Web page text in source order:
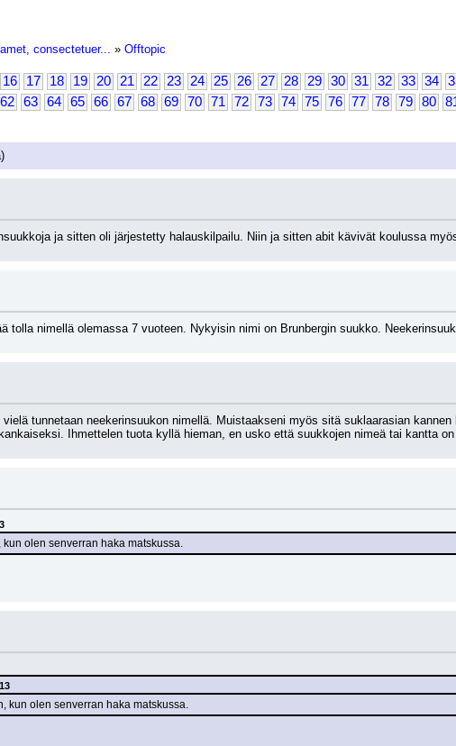
consectetuer... » Offtopic
16 17 18 19 20 21 22 23 24 25 26 27 28 29 30 31 32 33 34
62 63 64 65 66 67 68 69 70 71 72 73 74 75 76 77 78 79 80
ja sitten oli järjestetty halauskilpailu. Niin ja sitten abit kävivät koulussa
tolla nimellä olemassa 7 vuoteen. Nykyisin nimi on Brunbergin suukko.
tunnetaan neekerinsuukon nimellä. Muistaakseni myös sitä suklaarasian
Ihmettelen tuota kyllä hieman, en usko että suukkojen nimeä tai kantta
olen senverran haka matskussa.
kun olen senverran haka matskussa.